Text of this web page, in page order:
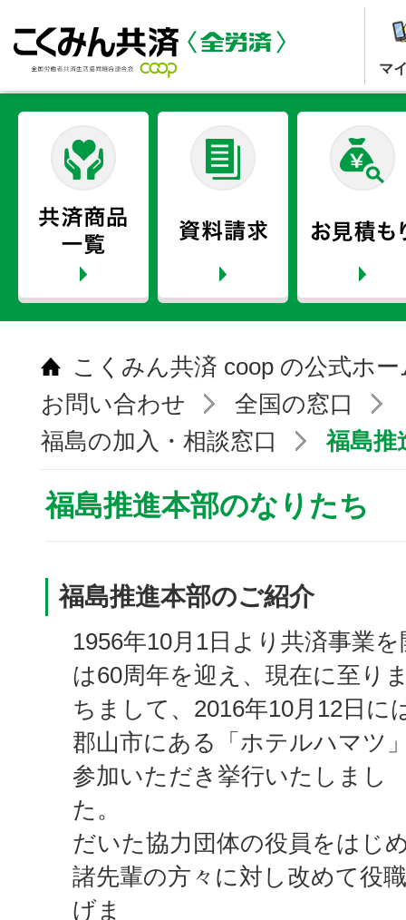
マ
こくみん共済 coop の公式ホ
お問い合わせ
全国の窓口
福島の加入・相談窓口
福島推
福島推進本部のなりたち
福島推進本部のご紹介
1956年10月1日より共済事業
は60周年を迎え、現在に至
ちまして、2016年10月12日に
郡山市にある「ホテルハマツ
参加いただき挙行いたしまし
た。 60年を
だいた協力団体の役員をはじ
諸先輩の方々に対し改めて役
げま